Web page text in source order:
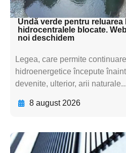
textul pentru
Undă verde pentru reluarea
hidrocentralele blocate.
noi deschidem
Legea, care permite
hidroenergetice începute
devenite, ulterior, arii naturale...
8 august 2026